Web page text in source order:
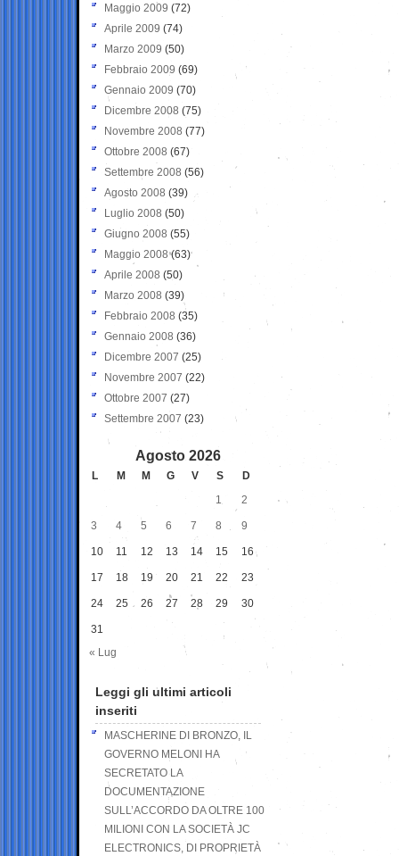
Maggio 2009 (72)
Aprile 2009 (74)
Marzo 2009 (50)
Febbraio 2009 (69)
Gennaio 2009 (70)
Dicembre 2008 (75)
Novembre 2008 (77)
Ottobre 2008 (67)
Settembre 2008 (56)
Agosto 2008 (39)
Luglio 2008 (50)
Giugno 2008 (55)
Maggio 2008(63)
Aprile 2008 (50)
Marzo 2008 (39)
Febbraio 2008 (35)
Gennaio 2008 (36)
Dicembre 2007 (25)
Novembre 2007 (22)
Ottobre 2007 (27)
Settembre 2007 (23)
Agosto 2026
L M M G V S
D
1
2
3 4 5 6 7 8 9
10 11 12 13 14 15 16
17 18 19 20 21 22 23
24 25 26 27 28 29 30
31
« Lug
Leggi gli ultimi articoli
inseriti
MASCHERINE DI BRONZO, IL
GOVERNO MELONI HA
SECRETATO LA
DOCUMENTAZIONE
SULL’ACCORDO DA OLTRE 100
MILIONI CON LA SOCIETÀ JC
ELECTRONICS, DI PROPRIETÀ